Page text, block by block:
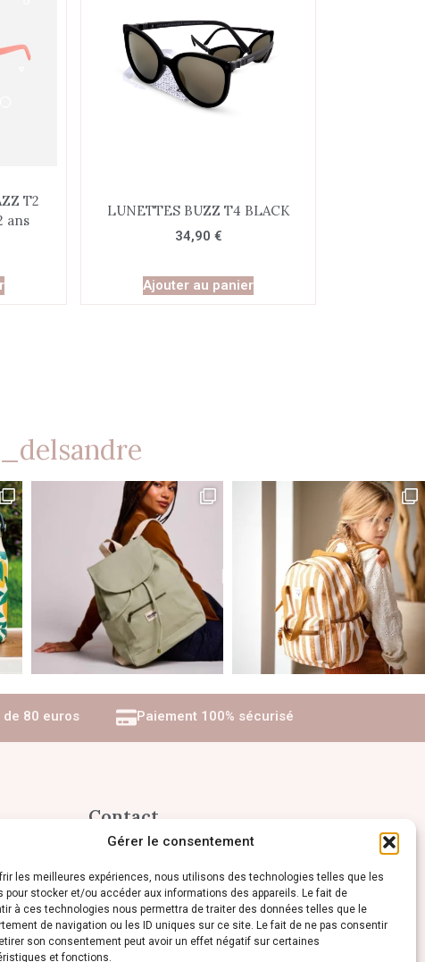
Gérer le consentement
les meilleures expériences, nous utilisons des technologies telles que les
pour stocker et/ou accéder aux informations des appareils. Le fait de
à ces technologies nous permettra de traiter des données telles que le
de navigation ou les ID uniques sur ce site. Le fait de ne pas consentir
son consentement peut avoir un effet négatif sur certaines
et fonctions.
T2
ans
LUNETTES BUZZ T4 BLACK
34,90 €
Ajouter au panier
80 euros Paiement 100% sécurisé
Contact
09 86 58 83 58
Arnoult-en-Yvelines